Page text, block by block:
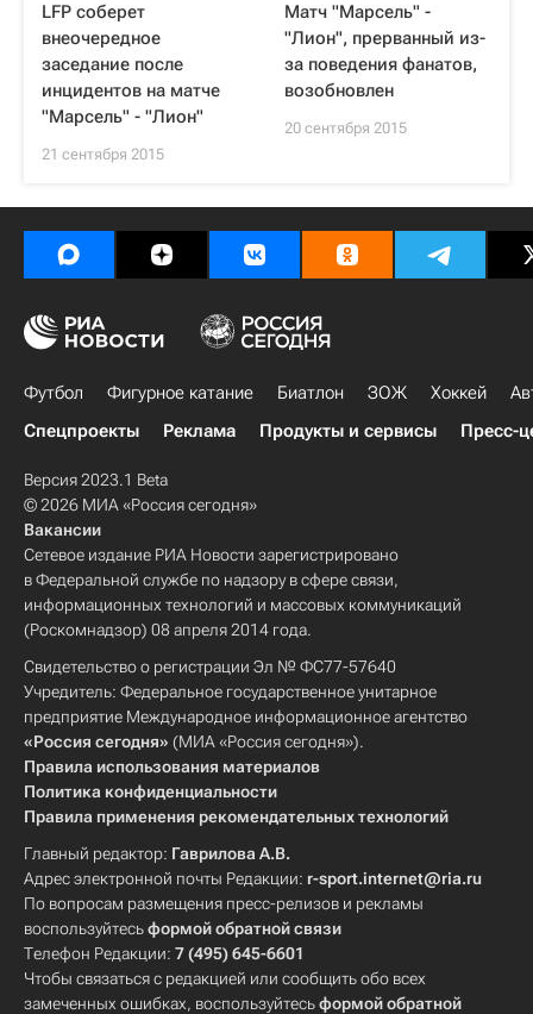
LFP соберет
внеочередное
заседание после
инцидентов на матче
"Марсель" - "Лион"
21 сентября 2015
Матч "Марсель" -
"Лион", прерванный из-
за поведения фанатов,
возобновлен
20 сентября 2015
Футбол Фигурное катание Биатлон ЗОЖ Хоккей
Спецпроекты
Реклама Продукты и сервисы Пресс-
Версия 2023.1 Beta
© 2026 МИА «Россия сегодня»
Вакансии
Сетевое издание РИА Новости зарегистрировано
в Федеральной службе по надзору в сфере связи,
информационных технологий и массовых коммуникаций
(Роскомнадзор) 08 апреля 2014 года.
Свидетельство о регистрации Эл № ФС77-57640
Учредитель: Федеральное государственное унитарное
предприятие Международное информационное агентство
«Россия сегодня» (МИА «Россия сегодня»).
Правила использования материалов
Политика конфиденциальности
Правила применения рекомендательных технологий
Главный редактор: Гаврилова А.В.
Адрес электронной почты Редакции: r-sport.internet@ria.ru
По вопросам размещения пресс-релизов и рекламы
воспользуйтесьформой обратной связи
Телефон Редакции: 7 (495) 645-6601
Чтобы связаться с редакцией или сообщить обо всех
замеченных ошибках, воспользуйтесьформой обратной